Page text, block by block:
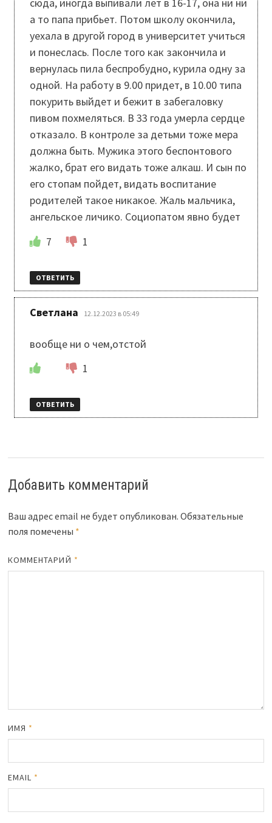
сюда, иногда выпивали лет в 16-17, она ни ни
а то папа прибьет. Потом школу окончила,
уехала в другой город в университет учиться
и понеслась. После того как закончила и
вернулась пила беспробудно, курила одну за
одной. На работу в 9.00 придет, в 10.00 типа
покурить выйдет и бежит в забегаловку
пивом похмеляться. В 33 года умерла сердце
отказало. В контроле за детьми тоже мера
должна быть. Мужика этого беспонтового
жалко, брат его видать тоже алкаш. И сын по
его стопам пойдет, видать воспитание
родителей такое никакое. Жаль мальчика,
ангельское личико. Социопатом явно будет
7
1
ОТВЕТИТЬ
Светлана 12.12.2023 в 05:49
вообще ни о чем,отстой
1
ОТВЕТИТЬ
Добавить комментарий
Ваш адрес email не будет опубликован. Обязательные
поля помечены *
КОММЕНТАРИЙ *
ИМЯ *
EMAIL *